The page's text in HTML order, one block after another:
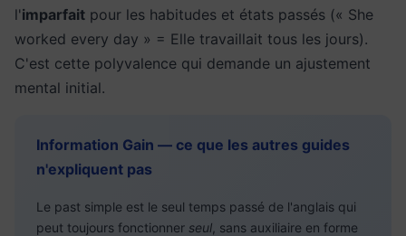
l'imparfait pour les habitudes et états passés (« She
worked every day » = Elle travaillait tous les jours).
C'est cette polyvalence qui demande un ajustement
mental initial.
Information Gain — ce que les autres guides
n'expliquent pas
Le past simple est le seul temps passé de l'anglais qui
peut toujours fonctionner seul , sans auxiliaire en forme